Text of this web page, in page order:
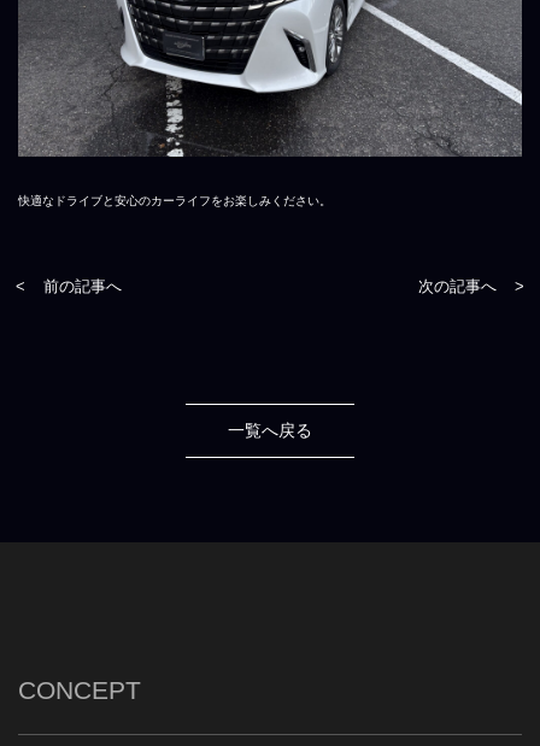
快適なドライブと安心のカーライフをお楽しみください。
< 前の記事へ 次の記事へ >
一覧へ戻る
CONCEPT